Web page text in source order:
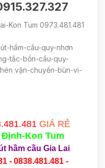
Kon Tum 0973.481.481
hầm-cầu-quy-nhơn
tắc-bồn-cầu-quy-
vận-chuyển-bùn-vi-
GIÁ RẺ
Kon Tum
hầm cầu Gia Lai
- 0838.481.481 -